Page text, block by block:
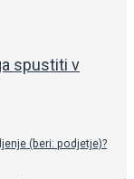
(beri: podjetje)?